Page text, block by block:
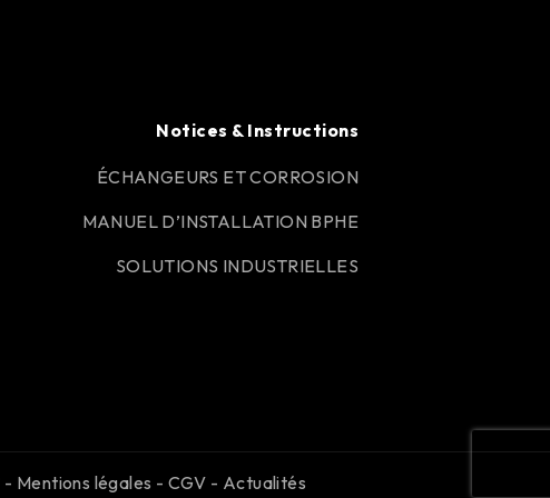
Notices & Instructions
ÉCHANGEURS ET CORROSION
MANUEL D’INSTALLATION BPHE
SOLUTIONS INDUSTRIELLES
- Mentions légales - CGV - Actualités